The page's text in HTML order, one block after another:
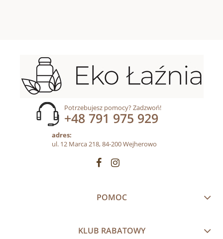
Potrzebujesz pomocy? Zadzwoń!
+48 791 975 929
adres:
ul. 12 Marca 218, 84-200 Wejherowo
POMOC
KLUB RABATOWY